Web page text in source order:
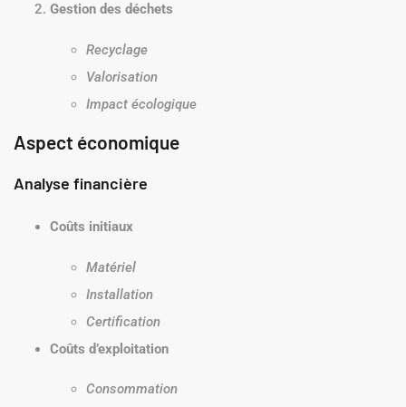
Gestion des déchets
Recyclage
Valorisation
Impact écologique
Aspect économique
Analyse financière
Coûts initiaux
Matériel
Installation
Certification
Coûts d’exploitation
Consommation